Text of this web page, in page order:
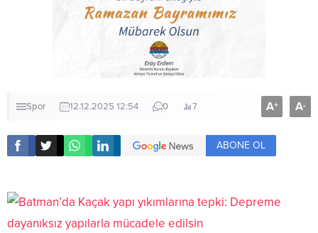
Spor 12.12.2025 12:54 0 7 A+ A-
ABONE OL